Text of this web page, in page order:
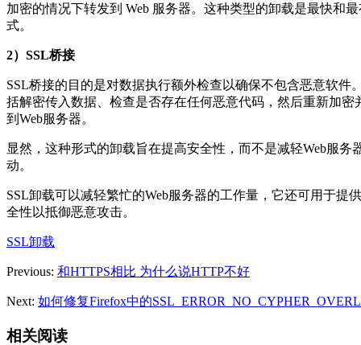
加密的情况下转发到 Web 服务器。这种类型的卸载是最快和
式。
2）SSL桥接
SSL桥接的目的是对数据执行额外检查以确保不包含恶意软件
括解密传入数据、检查是否存在任何恶意代码，然后重新加密
到Web服务器。
显然，这种形式的卸载旨在提高安全性，而不是减轻Web服务
动。
SSL卸载可以减轻繁忙的Web服务器的工作量，它还可用于提
全性以抵御恶意攻击。
SSL卸载
Previous: 和HTTPS相比 为什么说HTTP不好
Next: 如何修复Firefox中的
相关阅读